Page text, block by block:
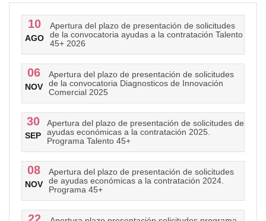
10
AGO
Apertura del plazo de presentación de solicitudes
de la convocatoria ayudas a la contratación Talento
45+ 2026
06
NOV
Apertura del plazo de presentación de solicitudes
de la convocatoria Diagnosticos de Innovación
Comercial 2025
30
SEP
Apertura del plazo de presentación de solicitudes de
ayudas económicas a la contratación 2025.
Programa Talento 45+
08
NOV
Apertura del plazo de presentación de solicitudes
de ayudas económicas a la contratación 2024.
Programa 45+